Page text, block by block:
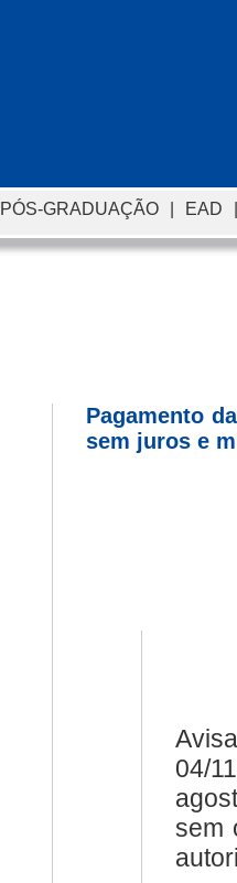
PÓS-GRADUAÇÃO | EAD |
Pagamento
sem juros e
04/
sem